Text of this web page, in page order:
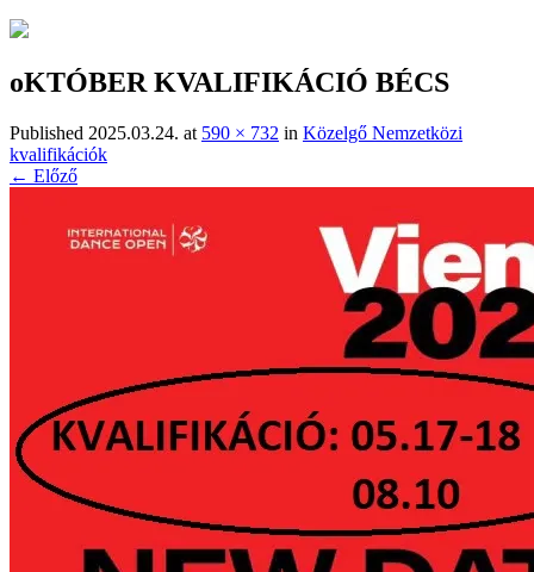
oKTÓBER KVALIFIKÁCIÓ BÉCS
Published 2025.03.24. at 590 × 732 in Közelgő Nemzetközi
kvalifikációk
← Előző